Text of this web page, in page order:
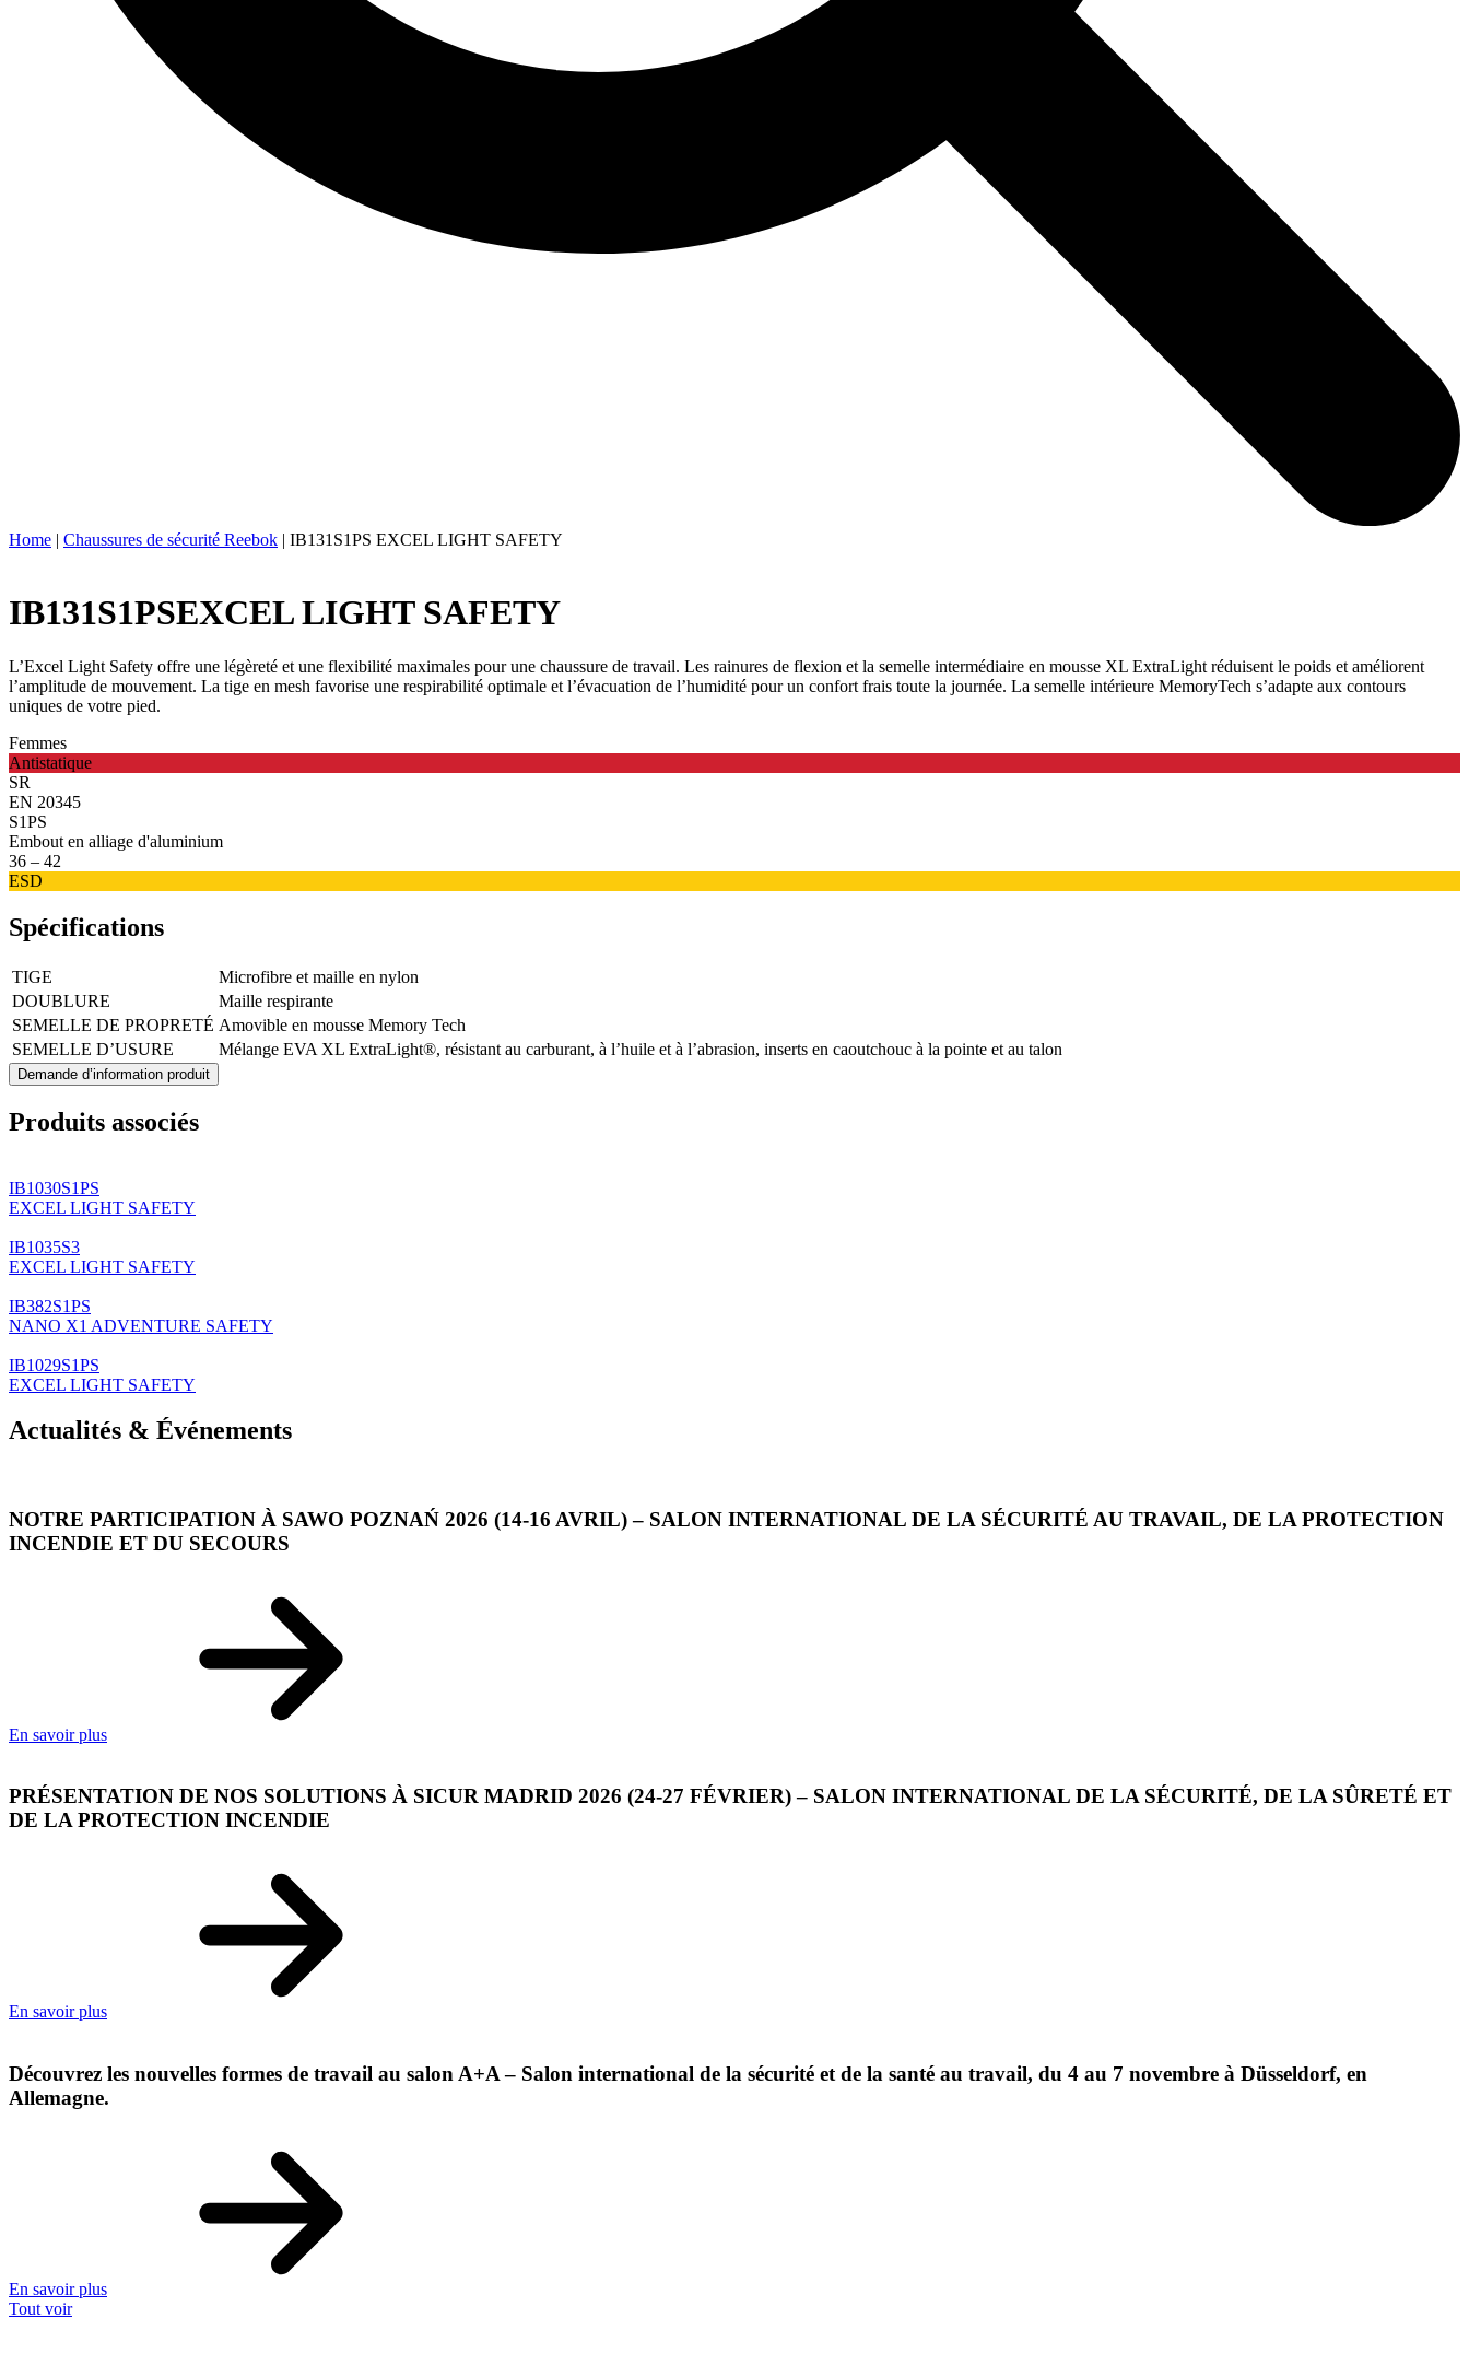
Home | Chaussures de sécurité Reebok | IB131S1PS EXCEL LIGHT SAFETY
IB131S1PSEXCEL LIGHT SAFETY
L’Excel Light Safety offre une légèreté et une flexibilité maximales pour une chaussure de travail. Les rainures de flexion et la semelle intermédiaire en mousse XL ExtraLight réduisent le poids et améliorent
l’amplitude de mouvement. La tige en mesh favorise une respirabilité optimale et l’évacuation de l’humidité pour un confort frais toute la journée. La semelle intérieure MemoryTech s’adapte aux contours
uniques de votre pied.
Femmes
Antistatique
SR
EN 20345
S1PS
Embout en alliage d'aluminium
36 – 42
ESD
Spécifications
TIGE
Microfibre et maille en nylon
DOUBLURE
Maille respirante
SEMELLE DE PROPRETÉ Amovible en mousse Memory Tech
SEMELLE D’USURE
Mélange EVA XL ExtraLight®, résistant au carburant, à l’huile et à l’abrasion, inserts en caoutchouc à la pointe et au talon
Demande d’information produit
Produits associés
IB1030S1PS
EXCEL LIGHT SAFETY
IB1035S3
EXCEL LIGHT SAFETY
IB382S1PS
NANO X1 ADVENTURE SAFETY
IB1029S1PS
EXCEL LIGHT SAFETY
Actualités & Événements
NOTRE PARTICIPATION À SAWO POZNAŃ 2026 (14-16 AVRIL) – SALON INTERNATIONAL DE LA SÉCURITÉ AU TRAVAIL, DE LA PROTECTION
INCENDIE ET DU SECOURS
En savoir plus
PRÉSENTATION DE NOS SOLUTIONS À SICUR MADRID 2026 (24-27 FÉVRIER) – SALON INTERNATIONAL DE LA SÉCURITÉ, DE LA SÛRETÉ ET
DE LA PROTECTION INCENDIE
En savoir plus
Découvrez les nouvelles formes de travail au salon A+A – Salon international de la sécurité et de la santé au travail, du 4 au 7 novembre à Düsseldorf, en
Allemagne.
En savoir plus
Tout voir